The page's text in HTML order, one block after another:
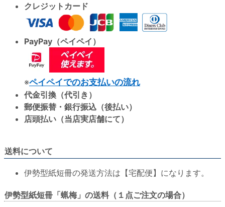
クレジットカード
PayPay（ペイペイ）
※ペイペイでのお支払いの流れ
代金引換（代引き）
郵便振替・銀行振込（後払い）
店頭払い（当店実店舗にて）
送料について
伊勢型紙短冊の発送方法は【宅配便】になります。
伊勢型紙短冊「蝋梅」の送料（１点ご注文の場合）